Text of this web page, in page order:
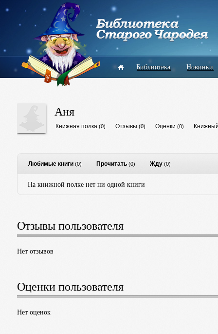
Библиотека Новинки
Аня
Книжная полка (0) Отзывы (0) Оценки (0)
Любимые книги (0) Прочитать (0) Жду (0)
На книжной полке нет ни одной книги
Отзывы пользователя
Нет отзывов
Оценки пользователя
Нет оценок